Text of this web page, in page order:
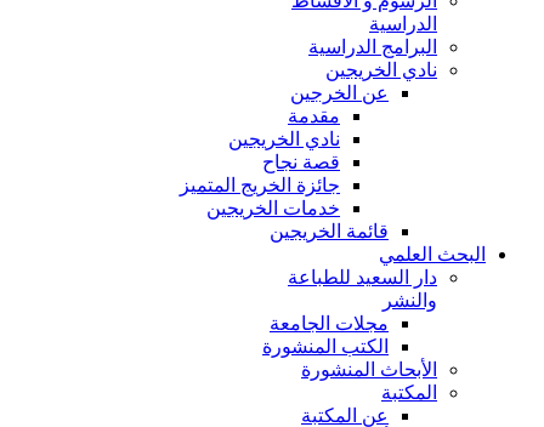
الدراسية
البرامج الدراسية
نادي الخريجين
عن الخرجين
مقدمة
نادي الخريجين
قصة نجاح
جائزة الخريج المتميز
خدمات الخريجين
قائمة الخريجين
البحث العلمي
دار السعيد للطباعة
والنشر
مجلات الجامعة
الكتب المنشورة
الأبحاث المنشورة
المكتبة
عن المكتبة